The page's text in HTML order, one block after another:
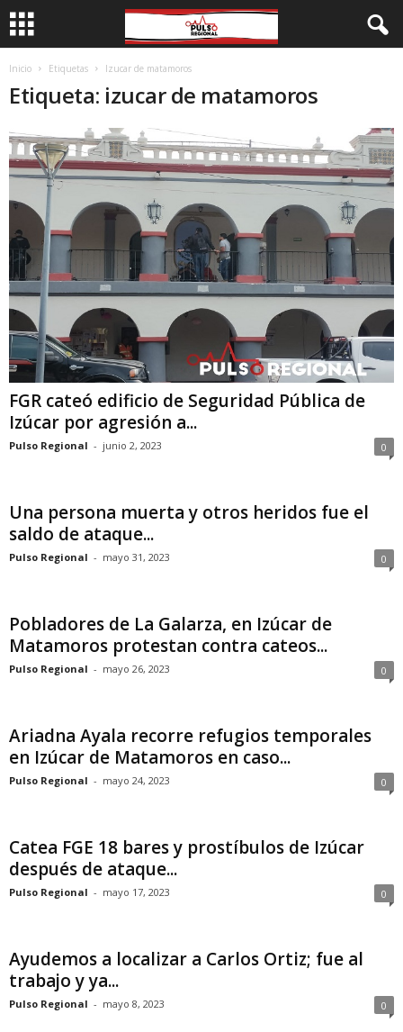
Inicio Etiquetas Izucar de matamoros
Etiqueta: izucar de matamoros
FGR cateó edificio de Seguridad Pública de
Izúcar por agresión a...
Pulso Regional - junio 2, 2023 0
Una persona muerta y otros heridos fue el
saldo de ataque...
Pulso Regional - mayo 31, 2023 0
Pobladores de La Galarza, en Izúcar de
Matamoros protestan contra cateos...
Pulso Regional - mayo 26, 2023 0
Ariadna Ayala recorre refugios temporales
en Izúcar de Matamoros en caso...
Pulso Regional - mayo 24, 2023 0
Catea FGE 18 bares y prostíbulos de Izúcar
después de ataque...
Pulso Regional - mayo 17, 2023 0
Ayudemos a localizar a Carlos Ortiz; fue al
trabajo y ya...
Pulso Regional - mayo 8, 2023 0